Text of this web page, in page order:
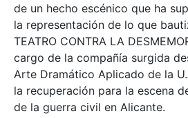
de un hecho escénico que ha
la representación de lo que
TEATRO CONTRA LA
cargo de la compañía surgida
Arte Dramático Aplicado de la
la recuperación para la escena
de la guerra civil en Alicante.